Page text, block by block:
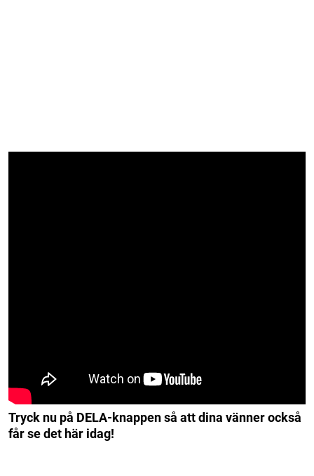
Tryck nu på DELA-knappen så att dina vänner också
får se det här idag!